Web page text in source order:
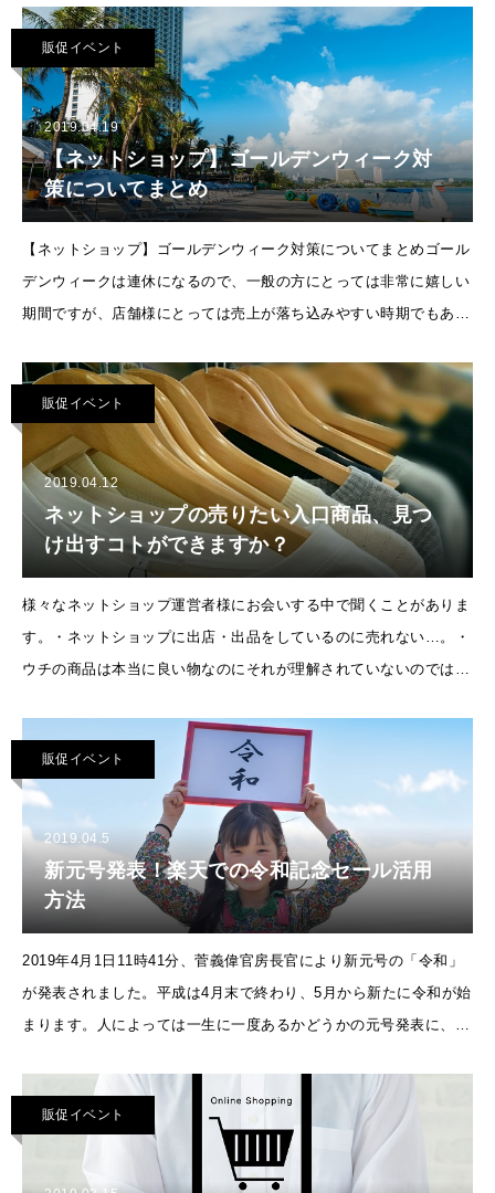
ていることから始まり、
販促イベント
2019.04.19
【ネットショップ】ゴールデンウィーク対
策についてまとめ
【ネットショップ】ゴールデンウィーク対策についてまとめゴール
デンウィークは連休になるので、一般の方にとっては非常に嬉しい
期間ですが、店舗様にとっては売上が落ち込みやすい時期でもあり
る対策などをまと
販促イベント
2019.04.12
ネットショップの売りたい入口商品、見つ
け出すコトができますか？
様々なネットショップ運営者様にお会いする中で聞くことがありま
す。・ネットショップに出店・出品をしているのに売れない…。・
ウチの商品は本当に良い物なのにそれが理解されていないのではな
販促イベント
2019.04.5
新元号発表！楽天での令和記念セール活用
方法
2019年4月1日11時41分、菅義偉官房長官により新元号の「令和」
が発表されました。平成は4月末で終わり、5月から新たに令和が始
まります。人によっては一生に一度あるかどうかの元号発表に、日
販促イベント